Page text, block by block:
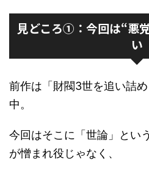
見どころ①：今回は“悪
い
前作は「財閥3世を追い詰
中。
今回はそこに「世論」とい
が憎まれ役じゃなく、